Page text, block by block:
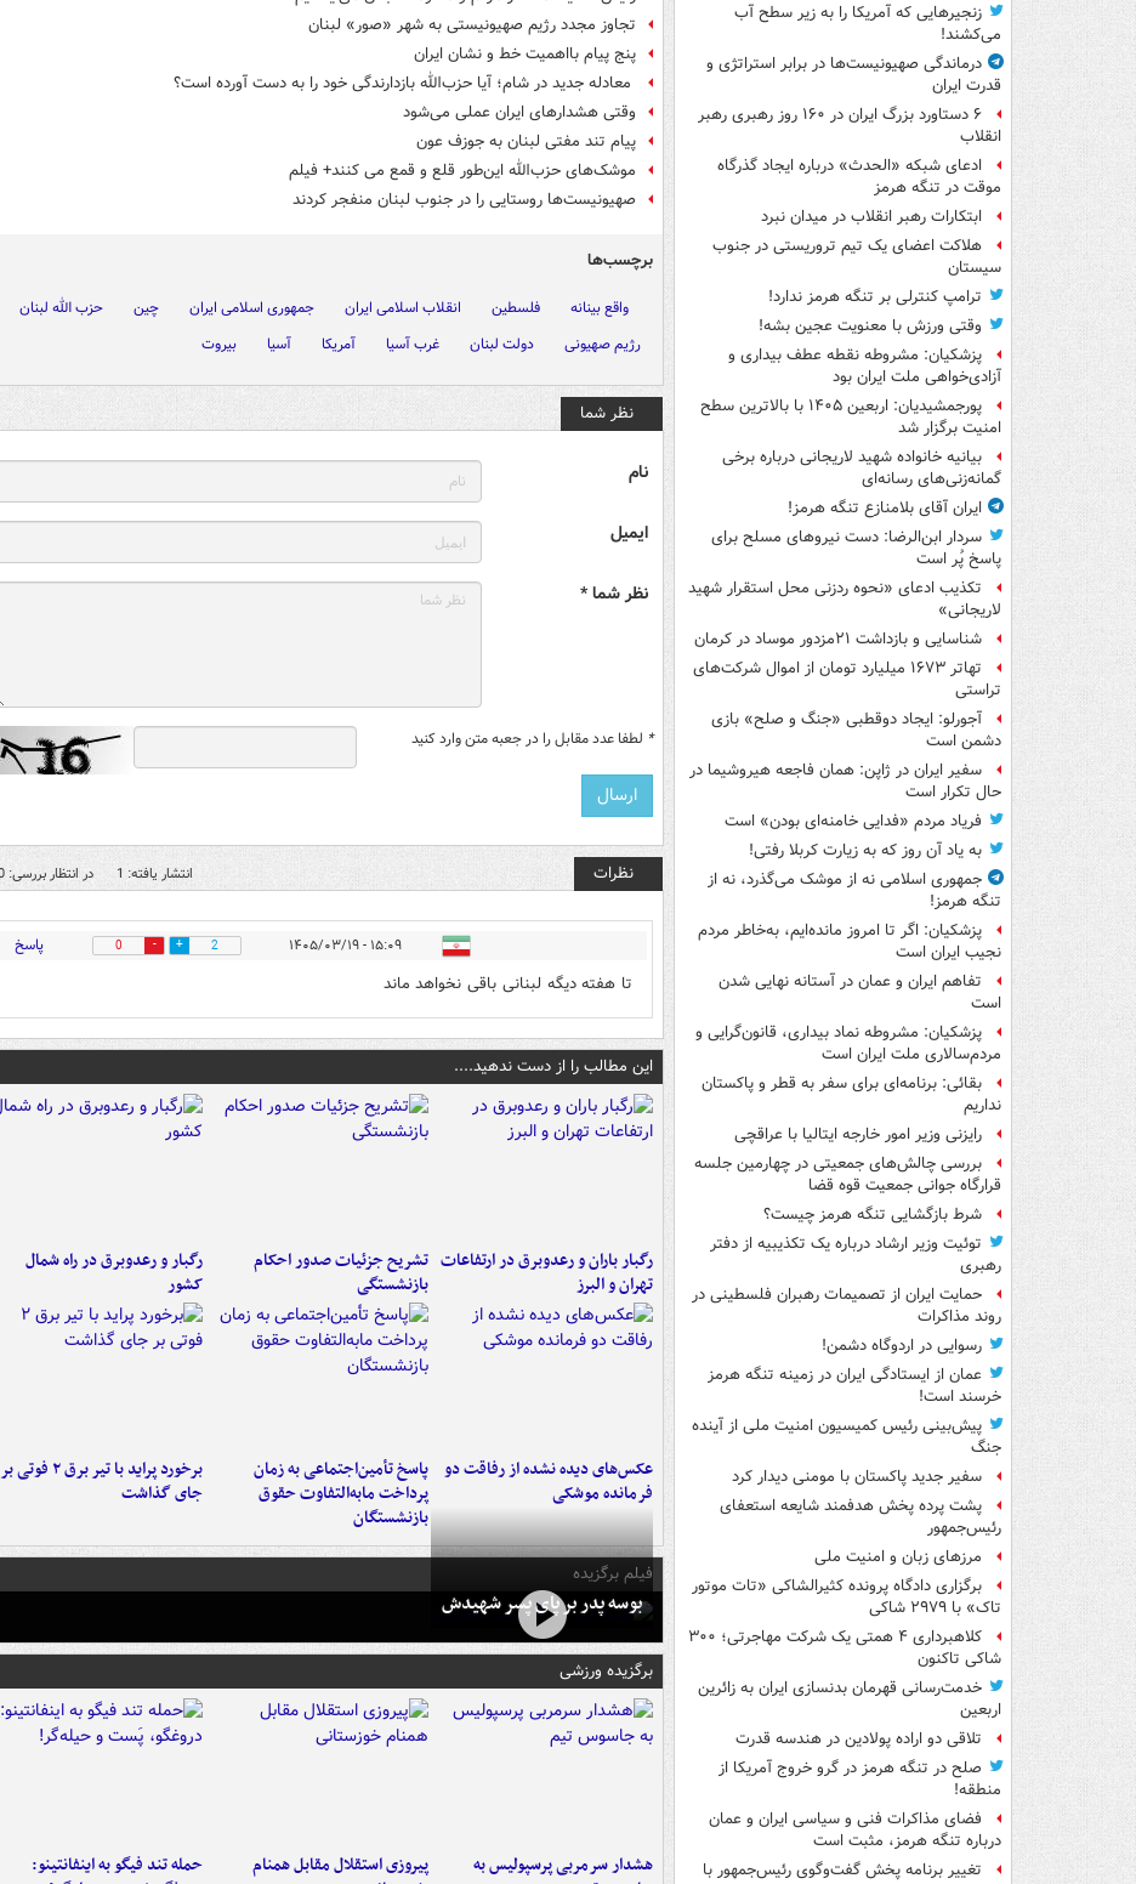
زنجیرهایی که آمریکا را به زیر سطح آب
می‌کشند!
درماندگی صهیونیست‌ها در برابر استراتژی و
قدرت ایران
۶ دستاورد بزرگ ایران در ۱۶۰ روز رهبری رهبر
انقلاب
ادعای شبکه «الحدث» درباره ایجاد گذرگاه
موقت در تنگه هرمز
ابتکارات رهبر انقلاب در میدان نبرد
هلاکت اعضای یک تیم تروریستی در جنوب
سیستان
ترامپ کنترلی بر تنگه هرمز ندارد!
وقتی ورزش با معنویت عجین بشه!
پزشکیان: مشروطه نقطه عطف بیداری و
آزادی‌خواهی ملت ایران بود
پورجمشیدیان: اربعین ۱۴۰۵ با بالاترین سطح
امنیت برگزار شد
بیانیه خانواده شهید لاریجانی درباره برخی
گمانه‌زنی‌های رسانه‌ای
ایران آقای بلامنازع تنگه هرمز!
سردار ابن‌الرضا: دست نیروهای مسلح برای
پاسخ پُر است
تکذیب ادعای «نحوه ردزنی محل استقرار شهید
لاریجانی»
شناسایی و بازداشت ۲۱مزدور موساد در کرمان
تهاتر ۱۶۷۳ میلیارد تومان از اموال شرکت‌های
تراستی
آجورلو: ایجاد دوقطبی «جنگ و صلح‌» بازی
دشمن است
سفیر ایران در ژاپن: همان فاجعه هیروشیما در
حال تکرار است
فریاد مردم «فدایی خامنه‌ای بودن» است
به یاد آن روز که به زیارت کربلا رفتی!
جمهوری اسلامی نه از موشک می‌گذرد، نه از
تنگه هرمز!
پزشکیان: اگر تا امروز مانده‌ایم، به‌خاطر مردم
نجیب ایران است
تفاهم ایران و عمان در آستانه نهایی شدن
است
پزشکیان: مشروطه نماد بیداری، قانون‌گرایی و
مردم‌سالاری ملت ایران است
بقائی: برنامه‌ای برای سفر به قطر و پاکستان
نداریم
رایزنی وزیر امور خارجه ایتالیا با عراقچی
بررسی چالش‌های جمعیتی در چهارمین جلسه
قرارگاه جوانی جمعیت قوه قضا
شرط بازگشایی تنگه هرمز چیست؟
توئیت وزیر ارشاد درباره یک تکذیبیه از دفتر
رهبری
حمایت ایران از تصمیمات رهبران فلسطینی در
روند مذاکرات
رسوایی در اردوگاه دشمن!
عمان از ایستادگی ایران در زمینه تنگه هرمز
خرسند است!
پیش‌بینی رئیس کمیسیون امنیت ملی از آینده
جنگ
سفیر جدید پاکستان با مومنی دیدار کرد
پشت پرده پخش هدفمند شایعه استعفای
رئیس‌جمهور
مرزهای زبان و امنیت ملی
برگزاری دادگاه پرونده کثیرالشاکی «تات موتور
تاک» با ۲۹۷۹ شاکی
کلاهبرداری ۴ همتی یک شرکت مهاجرتی؛ ۳۰۰
شاکی تاکنون
خدمت‌رسانی قهرمان بدنسازی ایران به زائرین
اربعین
تلاقی دو اراده پولادین در هندسه قدرت
صلح در تنگه هرمز در گرو خروج آمریکا از
منطقه!
فضای مذاکرات فنی و سیاسی ایران و عمان
درباره تنگه هرمز، مثبت است
تغییر برنامه پخش گفت‌وگوی رئیس‌جمهور با
تجاوز مجدد رژیم صهیونیستی به شهر «صور» لبنان
پنج پیام بااهمیت خط و نشان ایران
معادله جدید در شام؛ آیا حزب‌الله بازدارندگی خود را به دست آورده است؟
وقتی هشدارهای ایران عملی می‌شود
پیام تند مفتی لبنان به جوزف عون
موشک‌های حزب‌الله این‌طور قلع و قمع می کنند+ فیلم
صهیونیست‌ها روستایی را در جنوب لبنان منفجر کردند
برچسب‌ها
واقع بینانه فلسطین انقلاب اسلامی ایران جمهوری اسلامی ایران چین
حزب الله لبنان
رژیم صهیونی
دولت لبنان غرب آسیا آمریکا آسیا بیروت
نظر شما
نام
ایمیل
نظر شما *
* لطفا عدد مقابل را در جعبه متن وارد کنید
نظرات انتشار یافته: 1 در انتظار بررسی: 0
۱۵:۰۹ - ۱۴۰۵/۰۳/۱۹ 2
0 پاسخ
تا هفته دیگه لبنانی باقی نخواهد ماند
این مطالب را از دست ندهید....
رگبار باران و رعدوبرق در ارتفاعات
تهران و البرز
تشریح جزئیات صدور احکام
بازنشستگی
رگبار و رعدوبرق در راه شمال
کشور
عکس‌های دیده نشده از رفاقت دو
فرمانده‌ موشکی
پاسخ تأمین‌اجتماعی به زمان
پرداخت مابه‌التفاوت حقوق
بازنشستگان
برخورد پراید با تیر برق ۲ فوتی بر
جای گذاشت
فیلم برگزیده
بوسه‌ پدر بر پای پسر شهیدش
برگزیده ورزشی
هشدار سرمربی پرسپولیس به
پیروزی استقلال مقابل همنام
حمله تند فیگو به اینفانتینو: